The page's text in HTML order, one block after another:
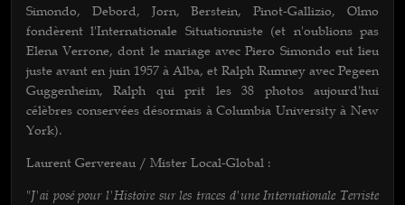
Simondo, Debord, Jorn, Berstein, Pinot-Gallizio, Olmo
fondèrent l'Internationale Situationniste (et n'oublions pas
Elena Verrone, dont le mariage avec Piero Simondo eut lieu
juste avant en juin 1957 à Alba, et Ralph Rumney avec Pegeen
Guggenheim, Ralph qui prit les 38 photos aujourd'hui
célèbres conservées désormais à Columbia University à New
York).
Laurent Gervereau / Mister Local-Global :
"J'ai posé pour l'Histoire sur les traces d'une Internationale Terriste